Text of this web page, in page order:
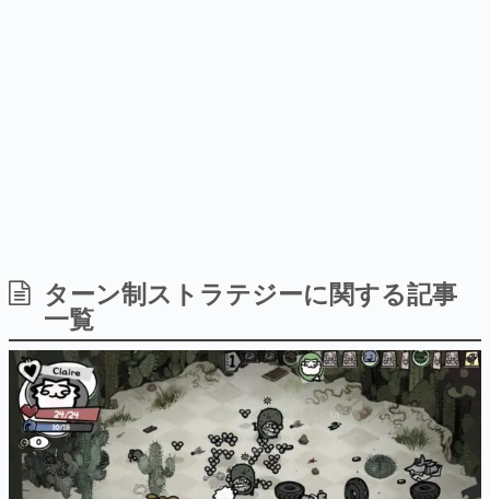
日本のモバイルゲーム史における主要なトピック・タイト
ルを網羅するほか、開発者へのインタビューや識者による
解説を掲載。約20年の歴史が一望できる決定版！
若ゲのいたり〜ゲームクリエイターの青春〜
『うつヌケ』『ペンと箸』等で知られるマンガ家・田中圭
一先生によるゲーム業界レポートマンガです。
なんでゲームは面白い？
ゲーム開発者・hamatsu氏がゲームの魅力を画面や操作の
具体的な形から解き明かしていく、硬派で骨太な評論連載
です。